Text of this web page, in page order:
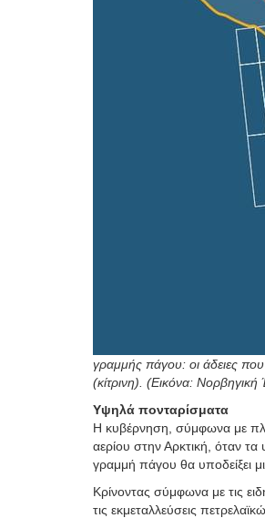
γραμμής πάγου: οι άδειες που
(κίτρινη). (Εικόνα:
Υψηλά πονταρίσματα
Η κυβέρνηση, σύμφωνα με
αερίου στην Αρκτική, όταν
γραμμή πάγου θα υποδείξει
Κρίνοντας σύμφωνα με τις
τις εκμεταλλεύσεις